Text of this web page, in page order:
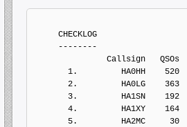
CHECKLOG
--------
Callsign   QSOs  Points
1.         HA0HH    520
2.         HA0LG    363
3.         HA1SN    192
4.         HA1XY    164
5.         HA2MC     30